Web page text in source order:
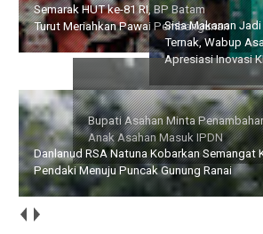
Sisa Makanan Jadi Pakan
Ternak, Wabup Asahan
Apresiasi Inovasi KKN UGM
Bupati
Anak-
IPDN
Danlanud RSA Natuna Kobarkan Semangat
Pendaki Menuju Puncak Gunung Ranai